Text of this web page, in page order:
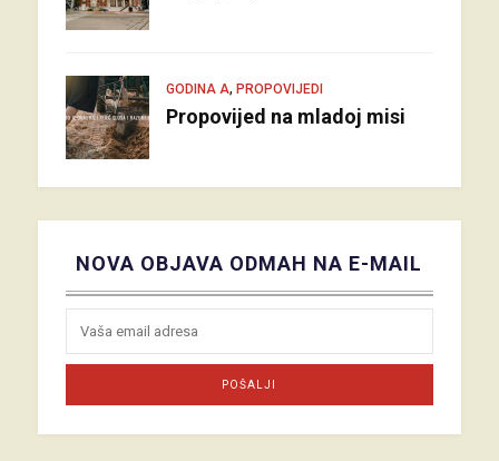
GODINA A, PROPOVIJEDI
Propovijed na mladoj misi
NOVA OBJAVA ODMAH NA E-MAIL